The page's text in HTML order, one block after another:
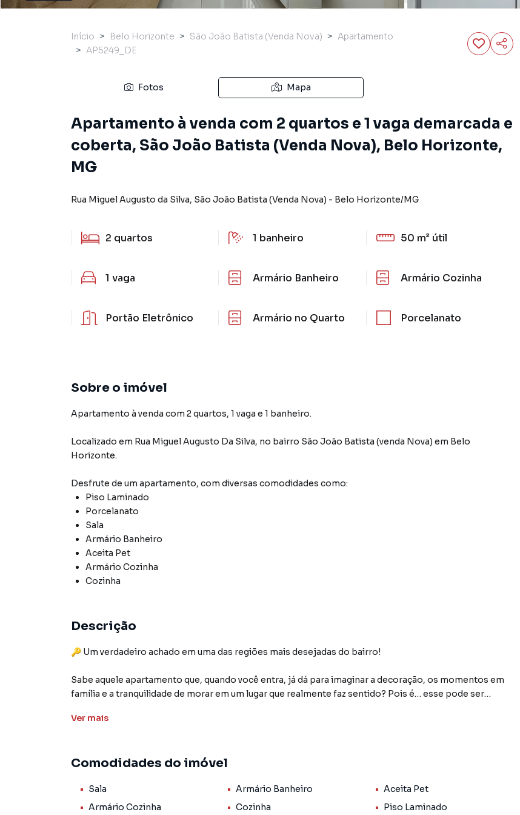
Início Belo Horizonte São João Batista (Venda Nova)
Apartamento
AP5249_DE
Fotos Mapa
Apartamento à venda com 2 quartos e 1 vaga demarcada e
coberta, São João Batista (Venda Nova), Belo Horizonte,
MG
Rua Miguel Augusto da Silva, São João Batista (Venda Nova) - Belo Horizonte/MG
2 quartos 1 banheiro 50 m² útil
1 vaga Armário Banheiro Armário Cozinha
Portão Eletrônico Armário no Quarto Porcelanato
Sobre o imóvel
Apartamento à venda com 2 quartos, 1 vaga e 1 banheiro.
Localizado em Rua Miguel Augusto Da Silva, no bairro São João Batista (venda Nova) em Belo
Horizonte.
Desfrute de um apartamento, com diversas comodidades como:
Piso Laminado
Porcelanato
Sala
Armário Banheiro
Aceita Pet
Armário Cozinha
Cozinha
Descrição
🔑 Um verdadeiro achado em uma das regiões mais desejadas do bairro!
Sabe aquele apartamento que, quando você entra, já dá para imaginar a decoração, os momentos em
família e a tranquilidade de morar em um lugar que realmente faz sentido? Pois é… esse pode ser
mais desejadas do bairro, ele reúne conforto, praticidade e tudo o que facilita o dia a dia!
• Apartamento no 3º andar, com apenas 2 lances de escada;
• Ambientes amplos, versáteis e muito bem distribuídos;
• 2 quartos, sendo um deles com armários planejados;
Ver mais
Comodidades do imóvel
Sala Armário Banheiro
Aceita Pet
Armário Cozinha
Cozinha
Piso Laminado